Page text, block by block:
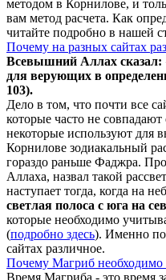
методом в Корнилове, и
вам метод расчета. Как
читайте подробно в нашей
Почему на разных сайтах
Всевышний Аллах сказал:
для верующих в
103).
Дело в том, что почти все
которые часто не
некоторые используют для
Корнилове зодиакальный
гораздо раньше Фаджра.
Аллаха, назвал такой
наступает тогда, когда на
светлая полоса с юга на
которые необходимо
(подробно здесь). Именно
сайтах различное.
Почему Магриб необходимо